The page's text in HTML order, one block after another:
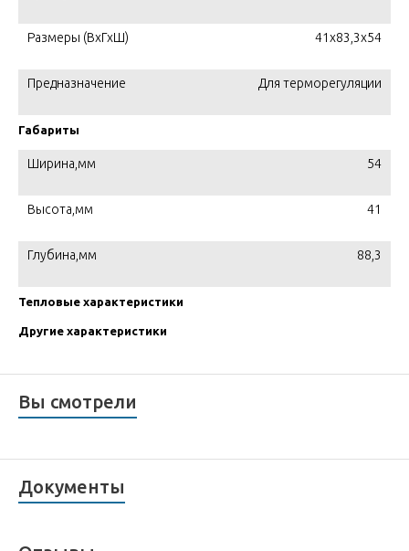
Размеры (ВхГхШ) 41x83,3x54
Предназначение Для терморегуляции
Габариты
Ширина,мм 54
Высота,мм 41
Глубина,мм 88,3
Тепловые характеристики
Другие характеристики
Вы смотрели
Документы